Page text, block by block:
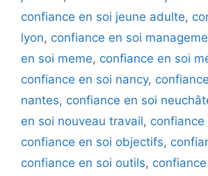
confiance en soi jeune adulte,
lyon, confiance en soi
en soi meme, confiance en soi
confiance en soi nancy,
nantes, confiance en soi
en soi nouveau travail, confiance
confiance en soi objectifs,
confiance en soi outils,